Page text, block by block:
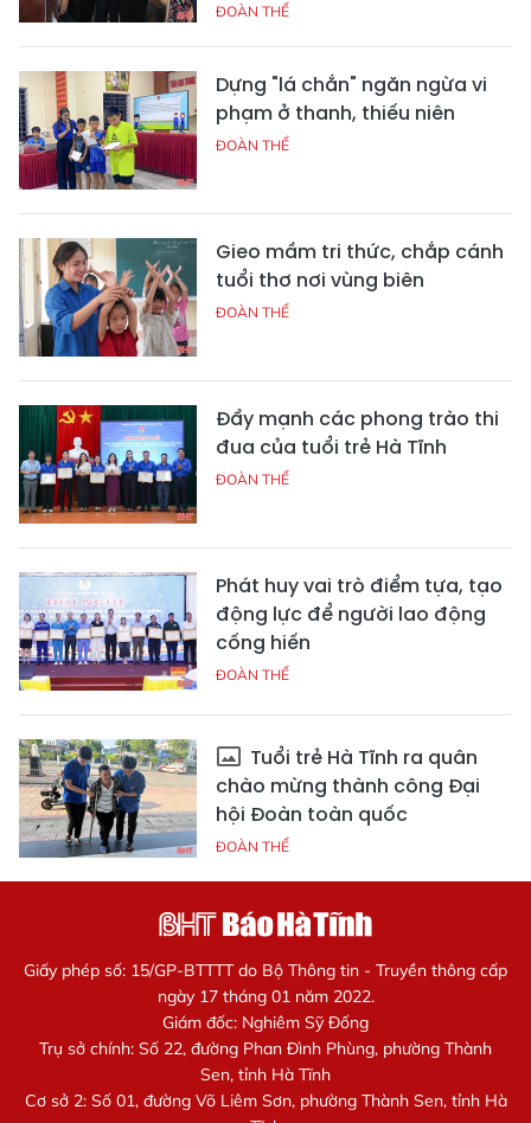
ĐOÀN THỂ
Dựng "lá chắn" ngăn ngừa vi
phạm ở thanh, thiếu niên
ĐOÀN THỂ
Gieo mầm tri thức, chắp cánh
tuổi thơ nơi vùng biên
ĐOÀN THỂ
Đẩy mạnh các phong trào thi
đua của tuổi trẻ Hà Tĩnh
ĐOÀN THỂ
Phát huy vai trò điểm tựa, tạo
động lực để người lao động
cống hiến
ĐOÀN THỂ
Tuổi trẻ Hà Tĩnh ra quân
chào mừng thành công Đại
hội Đoàn toàn quốc
ĐOÀN THỂ
Giấy phép số: 15/GP-BTTTT do Bộ Thông tin - Truyền thông cấp
ngày 17 tháng 01 năm 2022.
Giám đốc: Nghiêm Sỹ Đống
Trụ sở chính: Số 22, đường Phan Đình Phùng, phường Thành
Sen, tỉnh Hà Tĩnh
Cơ sở 2: Số 01, đường Võ Liêm Sơn, phường Thành Sen, tỉnh Hà